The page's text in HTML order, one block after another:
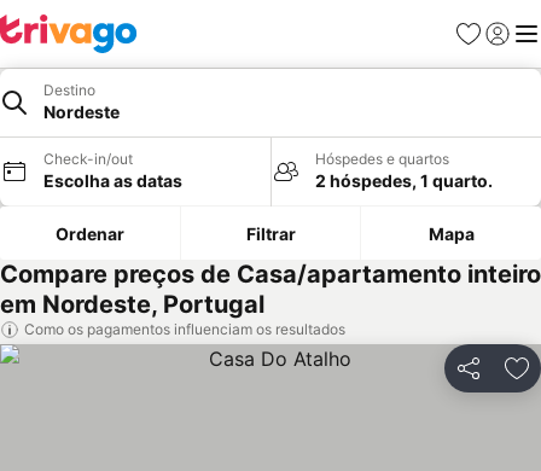
Favoritos
Iniciar
Destino
Nordeste
Check-in/out
Escolha as datas
Hóspedes e quartos
2 hóspedes, 1 quarto.
Ordenar Filtrar Mapa
Compare preços de Casa/apartamento inteiro
em Nordeste, Portugal
Como os pagamentos influenciam os resultados
Partilhar